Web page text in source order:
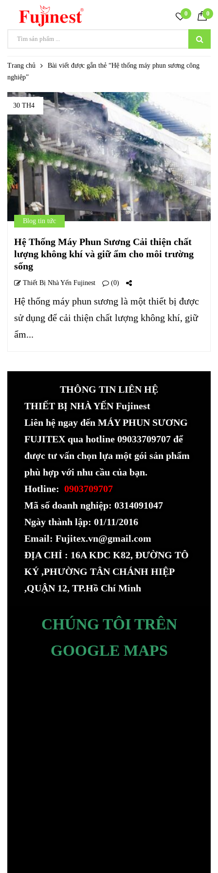
0 0
Trang chủ
Bài viết được gắn thẻ “Hệ thống máy phun sương công
nghiệp”
30 TH4
Blog tin tức
Hệ Thống Máy Phun Sương Cải thiện chất
lượng không khí và giữ ẩm cho môi trường
sống
Thiết Bị Nhà Yến Fujinest (0)
Hệ thống máy phun sương là một thiết bị được
sử dụng để cải thiện chất lượng không khí, giữ
ẩm...
THÔNG TIN LIÊN HỆ
THIẾT BỊ NHÀ YẾN Fujinest
Liên hệ ngay đến MÁY PHUN SƯƠNG
FUJITEX qua hotline 09033709707 để
được tư vấn chọn lựa một gói sản phẩm
phù hợp với nhu cầu của bạn.
Hotline: 0903709707
Mã số doanh nghiệp: 0314091047
Ngày thành lập: 01/11/2016
Email: Fujitex.vn@gmail.com
ĐỊA CHỈ : 16A KDC K82, ĐƯỜNG TÔ
KÝ ,PHƯỜNG TÂN CHÁNH HIỆP
,QUẬN 12, TP.Hồ Chí Minh
CHÚNG TÔI TRÊN
GOOGLE MAPS